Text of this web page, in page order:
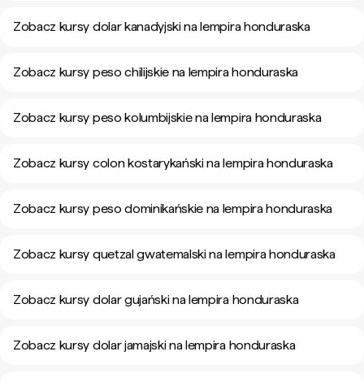
Zobacz kursy dolar kanadyjski na lempira honduraska
Zobacz kursy peso chilijskie na lempira honduraska
Zobacz kursy peso kolumbijskie na lempira honduraska
Zobacz kursy colon kostarykański na lempira honduraska
Zobacz kursy peso dominikańskie na lempira honduraska
Zobacz kursy quetzal gwatemalski na lempira honduraska
Zobacz kursy dolar gujański na lempira honduraska
Zobacz kursy dolar jamajski na lempira honduraska